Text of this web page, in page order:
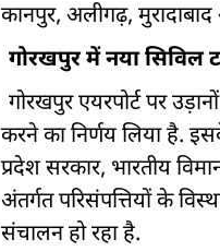
कानपुर, अलीगढ़, मुरादाबाद
गोरखपुर में नया सिविल
गोरखपुर एयरपोर्ट पर
करने का निर्णय लिया है.
प्रदेश सरकार, भारतीय
अंतर्गत परिसंपत्तियों के
संचालन हो रहा है.